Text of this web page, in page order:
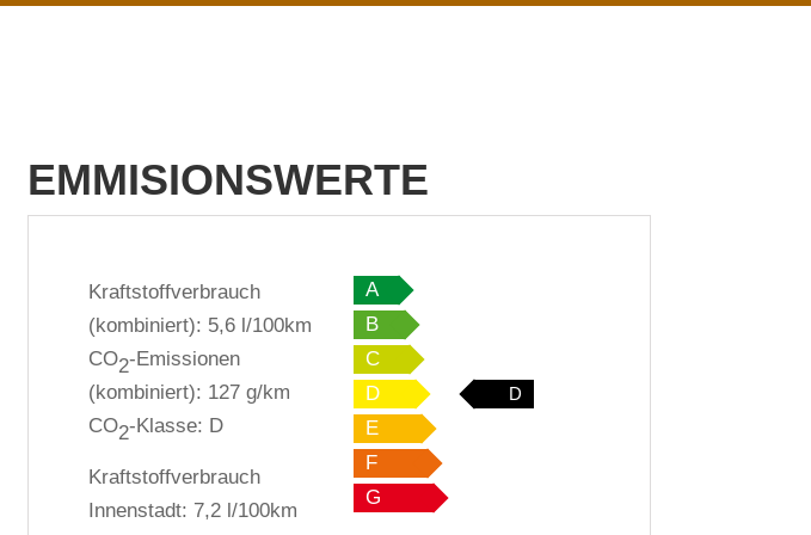
EMMISIONSWERTE
Kraftstoffverbrauch
(kombiniert): 5,6 l/100km
CO2-Emissionen
(kombiniert): 127 g/km
CO2-Klasse: D
Kraftstoffverbrauch
Innenstadt: 7,2 l/100km
A
B
C
D
D
E
F
G